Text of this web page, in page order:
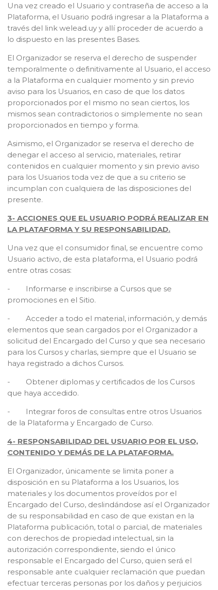
Una vez creado el Usuario y contraseña de acceso a la
Plataforma, el Usuario podrá ingresar a la Plataforma a
través del link welead.uy y allí proceder de acuerdo a
lo dispuesto en las presentes Bases.
El Organizador se reserva el derecho de suspender
temporalmente o definitivamente al Usuario, el acceso
a la Plataforma en cualquier momento y sin previo
aviso para los Usuarios, en caso de que los datos
proporcionados por el mismo no sean ciertos, los
mismos sean contradictorios o simplemente no sean
proporcionados en tiempo y forma.
Asimismo, el Organizador se reserva el derecho de
denegar el acceso al servicio, materiales, retirar
contenidos en cualquier momento y sin previo aviso
para los Usuarios toda vez de que a su criterio se
incumplan con cualquiera de las disposiciones del
presente.
3- ACCIONES QUE EL USUARIO PODRÁ REALIZAR EN
LA PLATAFORMA Y SU RESPONSABILIDAD.
Una vez que el consumidor final, se encuentre como
Usuario activo, de esta plataforma, el Usuario podrá
entre otras cosas:
- Informarse e inscribirse a Cursos que se
promociones en el Sitio.
- Acceder a todo el material, información, y demás
elementos que sean cargados por el Organizador a
solicitud del Encargado del Curso y que sea necesario
para los Cursos y charlas, siempre que el Usuario se
haya registrado a dichos Cursos.
- Obtener diplomas y certificados de los Cursos
que haya accedido.
- Integrar foros de consultas entre otros Usuarios
de la Plataforma y Encargado de Curso.
4- RESPONSABILIDAD DEL USUARIO POR EL USO,
CONTENIDO Y DEMÁS DE LA PLATAFORMA.
El Organizador, únicamente se limita poner a
disposición en su Plataforma a los Usuarios, los
materiales y los documentos proveídos por el
Encargado del Curso, deslindándose así el Organizador
de su responsabilidad en caso de que existan en la
Plataforma publicación, total o parcial, de materiales
con derechos de propiedad intelectual, sin la
autorización correspondiente, siendo el único
responsable el Encargado del Curso, quien será el
responsable ante cualquier reclamación que puedan
efectuar terceras personas por los daños y perjuicios